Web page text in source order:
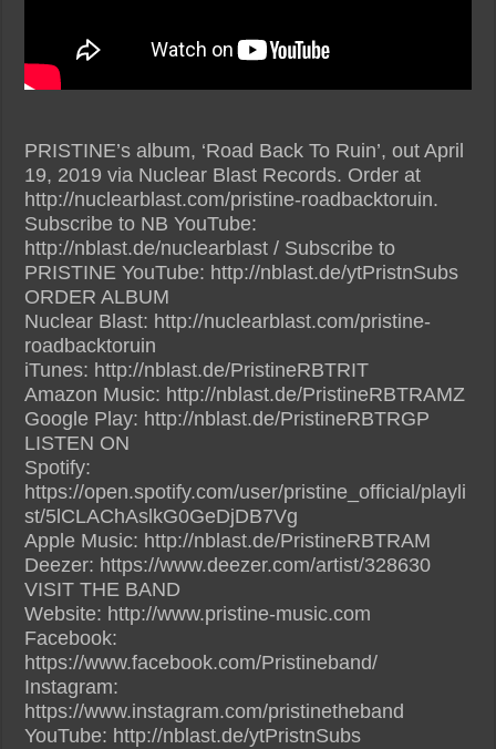
PRISTINE’s album, ‘Road Back To Ruin’, out April
19, 2019 via Nuclear Blast Records. Order at
http://nuclearblast.com/pristine-roadbacktoruin.
Subscribe to NB YouTube:
http://nblast.de/nuclearblast / Subscribe to
PRISTINE YouTube: http://nblast.de/ytPristnSubs
ORDER ALBUM
Nuclear Blast: http://nuclearblast.com/pristine-
roadbacktoruin
iTunes: http://nblast.de/PristineRBTRIT
Amazon Music: http://nblast.de/PristineRBTRAMZ
Google Play: http://nblast.de/PristineRBTRGP
LISTEN ON
Spotify:
https://open.spotify.com/user/pristine_official/playli
st/5lCLAChAslkG0GeDjDB7Vg
Apple Music: http://nblast.de/PristineRBTRAM
Deezer: https://www.deezer.com/artist/328630
VISIT THE BAND
Website: http://www.pristine-music.com
Facebook:
https://www.facebook.com/Pristineband/
Instagram:
https://www.instagram.com/pristinetheband
YouTube: http://nblast.de/ytPristnSubs